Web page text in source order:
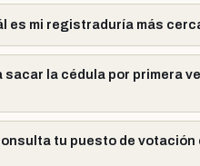
es mi registraduría más
la cédula por primera
tu puesto de votación